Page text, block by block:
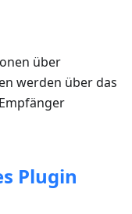
über
werden über das
Plugin